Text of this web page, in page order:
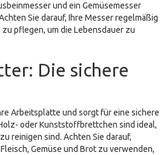
und ein Gemüsemesser
Sie darauf, Ihre Messer regelmäßig
pflegen, um die Lebensdauer zu
Die sichere
Arbeitsplatte und sorgt für eine sichere
oder Kunststoffbrettchen sind ideal,
reinigen sind. Achten Sie darauf,
Gemüse und Brot zu verwenden,